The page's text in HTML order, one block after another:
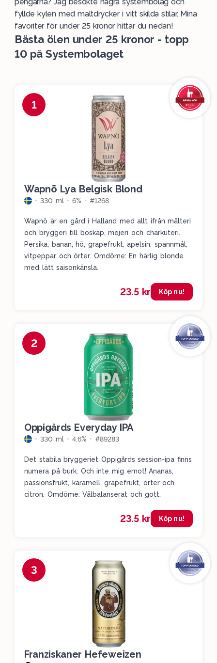
pengarna? Jag besökte några systembolag och
fyllde kylen med maltdrycker i vitt skilda stilar. Mina
favoriterför under 25 kronor hittar du nedan!
Bästa ölen under 25 kronor - topp
10 på Systembolaget
1
Wapnö Lya Belgisk Blond
330 ml 6% #1268
Wapnö är en gård i Halland med allt ifrån mälteri
och bryggeri till boskap, mejeri och charkuteri.
Persika, banan, hö, grapefrukt, apelsin, spannmål,
vitpeppar och örter. Omdöme: En härlig blonde
med lätt saisonkänsla.
23.5 kr Köp nu!
2
Oppigårds Everyday IPA
330 ml 4.6% #89283
Det stabila bryggeriet Oppigårds session-ipa finns
numera på burk. Och inte mig emot! Ananas,
passionsfrukt, karamell, grapefrukt, örter och
citron. Omdöme: Välbalanserat och gott.
23.5 kr Köp nu!
3
Franziskaner Hefeweizen